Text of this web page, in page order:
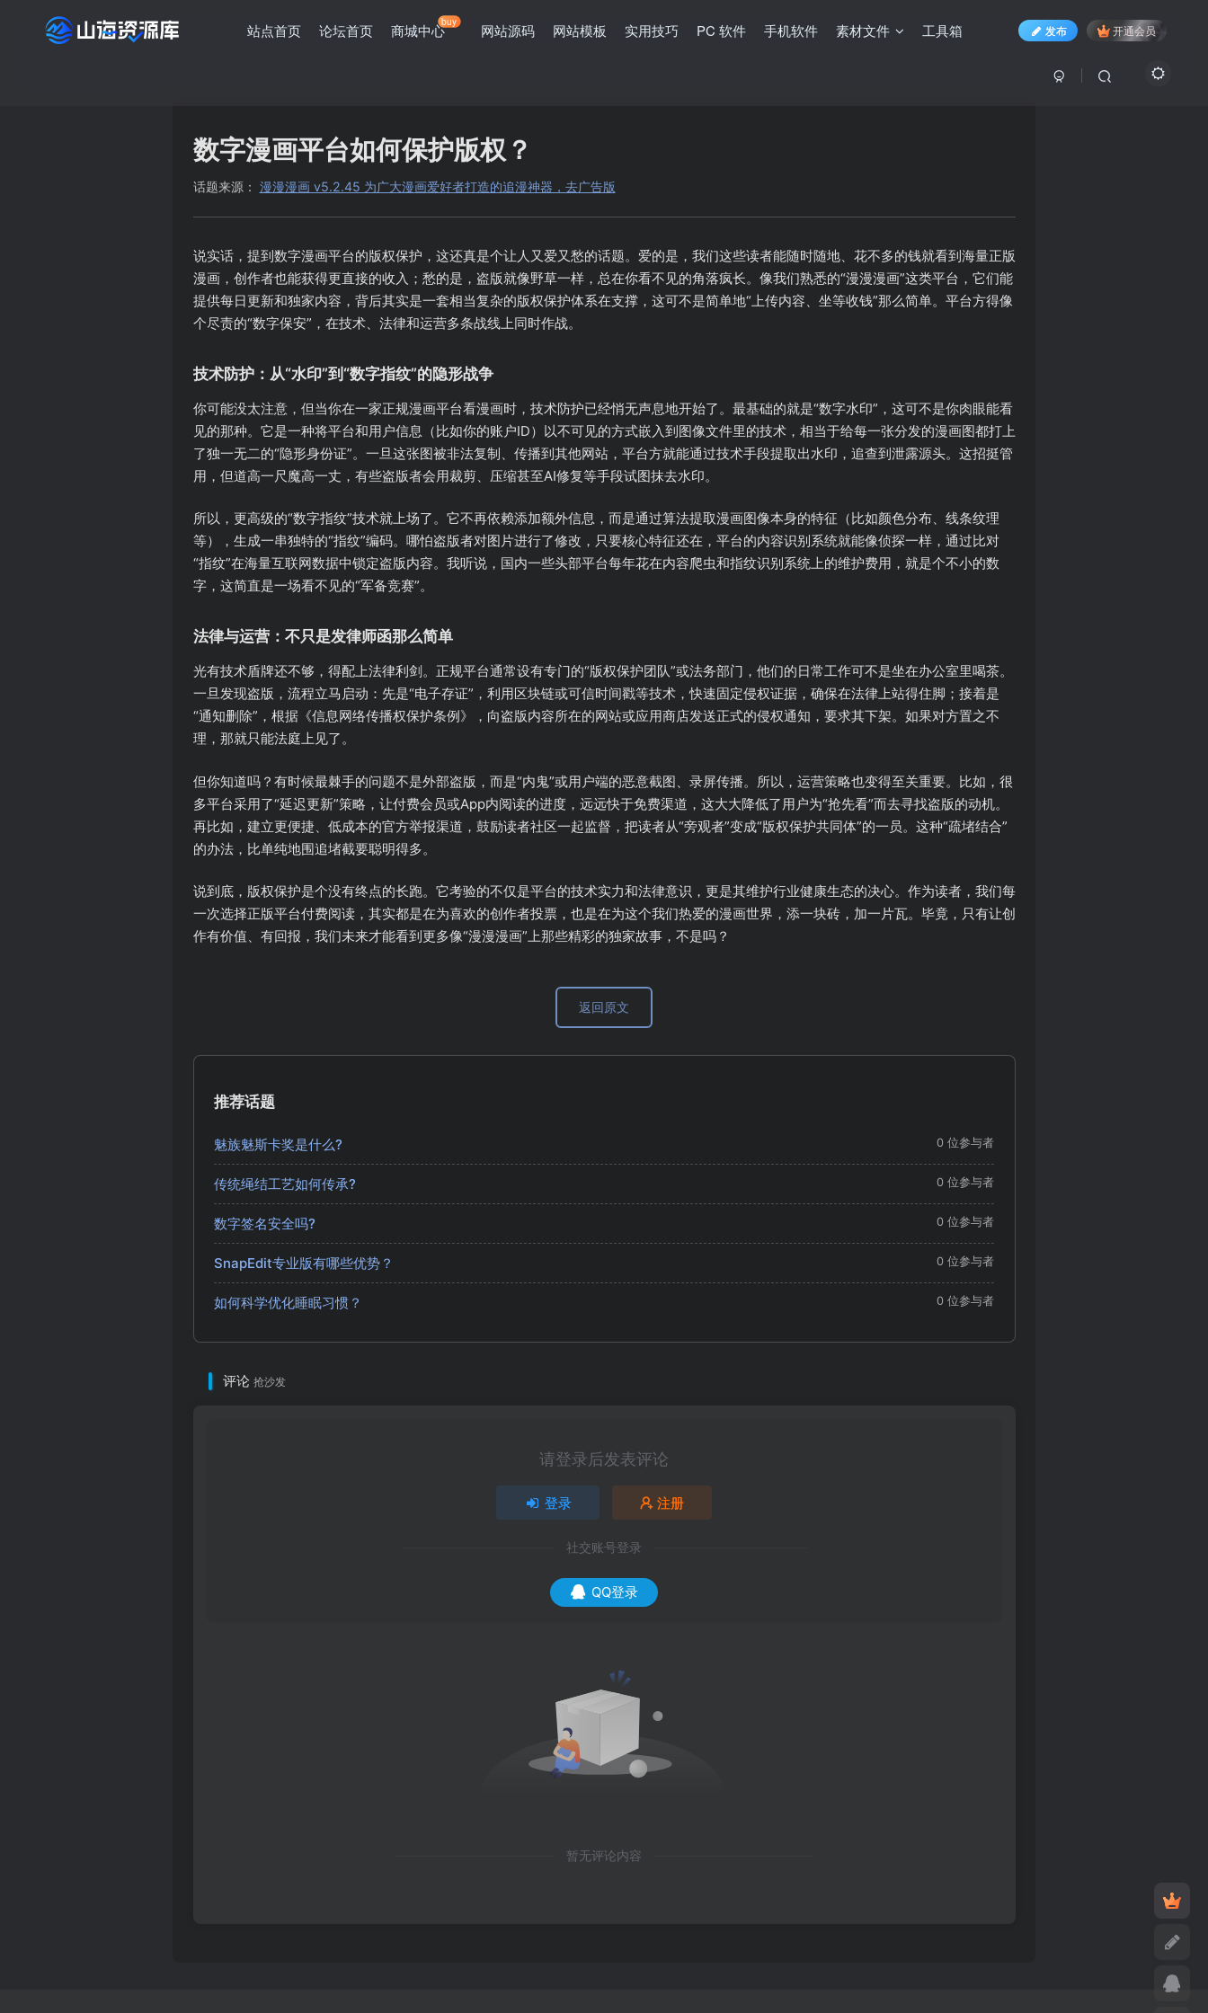
站点首页 论坛首页 商城中心buy 网站源码 网站模板 实用技巧 PC 软件 手机软件 素材文件 工具箱 发布 开通会员
数字漫画平台如何保护版权？
话题来源： 漫漫漫画 v5.2.45 为广大漫画爱好者打造的追漫神器，去广告版
说实话，提到数字漫画平台的版权保护，这还真是个让人又爱又愁的话题。爱的是，我们这些读者能随时随地、花不多的钱就看到海量正版
漫画，创作者也能获得更直接的收入；愁的是，盗版就像野草一样，总在你看不见的角落疯长。像我们熟悉的“漫漫漫画”这类平台，它们能
提供每日更新和独家内容，背后其实是一套相当复杂的版权保护体系在支撑，这可不是简单地“上传内容、坐等收钱”那么简单。平台方得像
个尽责的“数字保安”，在技术、法律和运营多条战线上同时作战。
技术防护：从“水印”到“数字指纹”的隐形战争
你可能没太注意，但当你在一家正规漫画平台看漫画时，技术防护已经悄无声息地开始了。最基础的就是“数字水印”，这可不是你肉眼能看
见的那种。它是一种将平台和用户信息（比如你的账户ID）以不可见的方式嵌入到图像文件里的技术，相当于给每一张分发的漫画图都打上
了独一无二的“隐形身份证”。一旦这张图被非法复制、传播到其他网站，平台方就能通过技术手段提取出水印，追查到泄露源头。这招挺管
用，但道高一尺魔高一丈，有些盗版者会用裁剪、压缩甚至AI修复等手段试图抹去水印。
所以，更高级的“数字指纹”技术就上场了。它不再依赖添加额外信息，而是通过算法提取漫画图像本身的特征（比如颜色分布、线条纹理
等），生成一串独特的“指纹”编码。哪怕盗版者对图片进行了修改，只要核心特征还在，平台的内容识别系统就能像侦探一样，通过比对
“指纹”在海量互联网数据中锁定盗版内容。我听说，国内一些头部平台每年花在内容爬虫和指纹识别系统上的维护费用，就是个不小的数
字，这简直是一场看不见的“军备竞赛”。
法律与运营：不只是发律师函那么简单
光有技术盾牌还不够，得配上法律利剑。正规平台通常设有专门的“版权保护团队”或法务部门，他们的日常工作可不是坐在办公室里喝茶。
一旦发现盗版，流程立马启动：先是“电子存证”，利用区块链或可信时间戳等技术，快速固定侵权证据，确保在法律上站得住脚；接着是
“通知删除”，根据《信息网络传播权保护条例》，向盗版内容所在的网站或应用商店发送正式的侵权通知，要求其下架。如果对方置之不
理，那就只能法庭上见了。
但你知道吗？有时候最棘手的问题不是外部盗版，而是“内鬼”或用户端的恶意截图、录屏传播。所以，运营策略也变得至关重要。比如，很
多平台采用了“延迟更新”策略，让付费会员或App内阅读的进度，远远快于免费渠道，这大大降低了用户为“抢先看”而去寻找盗版的动机。
再比如，建立更便捷、低成本的官方举报渠道，鼓励读者社区一起监督，把读者从“旁观者”变成“版权保护共同体”的一员。这种“疏堵结合”
的办法，比单纯地围追堵截要聪明得多。
说到底，版权保护是个没有终点的长跑。它考验的不仅是平台的技术实力和法律意识，更是其维护行业健康生态的决心。作为读者，我们每
一次选择正版平台付费阅读，其实都是在为喜欢的创作者投票，也是在为这个我们热爱的漫画世界，添一块砖，加一片瓦。毕竟，只有让创
作有价值、有回报，我们未来才能看到更多像“漫漫漫画”上那些精彩的独家故事，不是吗？
返回原文
推荐话题
魅族魅斯卡奖是什么? 0 位参与者
传统绳结工艺如何传承? 0 位参与者
数字签名安全吗? 0 位参与者
SnapEdit专业版有哪些优势？ 0 位参与者
如何科学优化睡眠习惯？ 0 位参与者
评论 抢沙发
请登录后发表评论
登录 注册
社交账号登录
QQ登录
暂无评论内容